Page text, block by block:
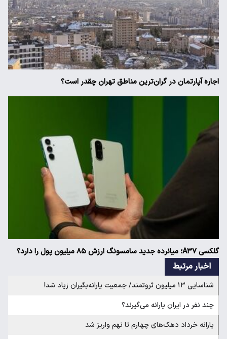
اجاره آپارتمان در گران‌ترین مناطق تهران چقدر است؟
گلکسی A۳۷؛ میانرده جدید سامسونگ ارزش ۸۵ میلیون پول را دارد؟
اخبار مرتبط
شناسایی ۱۳ میلیون ثروتمند/ جمعیت یارانه‌بگیران زیاد شد!
چند نفر در ایران یارانه می‌گیرند؟
یارانه خرداد دهک‌های چهارم تا نهم واریز شد